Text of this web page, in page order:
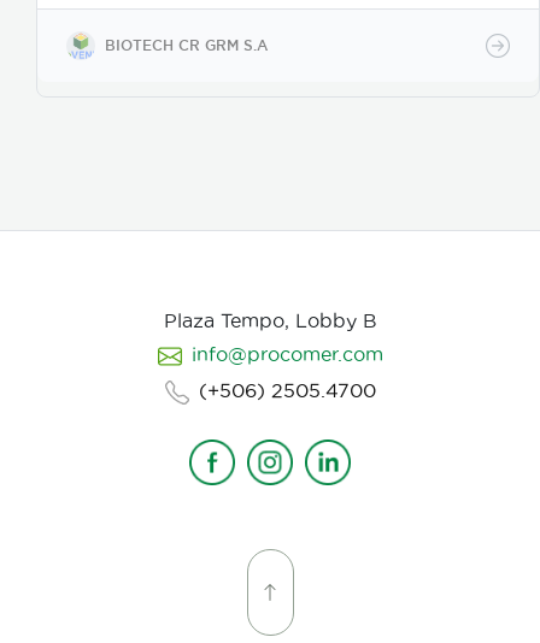
contacto, se adhiere a las masas de huevos, forma
apresorios con hifas que ingresan a través de los
poros de la vitelina, posteriormente prolifera en los
BIOTECH CR GRM S.A
Plaza Tempo, Lobby B
info@procomer.com
(+506) 2505.4700